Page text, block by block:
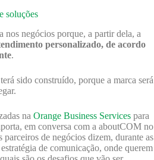
soluções
nos negócios porque, a partir dela, a
personalizado, de acordo
.
sido construído, porque a marca será
na Orange Business Services para
em conversa com a aboutCOM no
parceiros de negócios dizem, durante as
de comunicação, onde querem